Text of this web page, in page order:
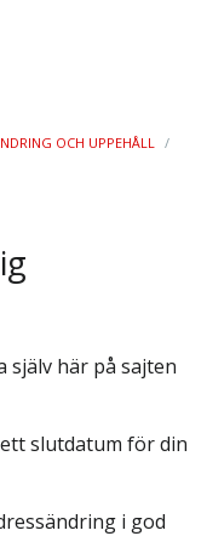
OCH UPPEHÅLL /
själv här på sajten
slutdatum för din
i god